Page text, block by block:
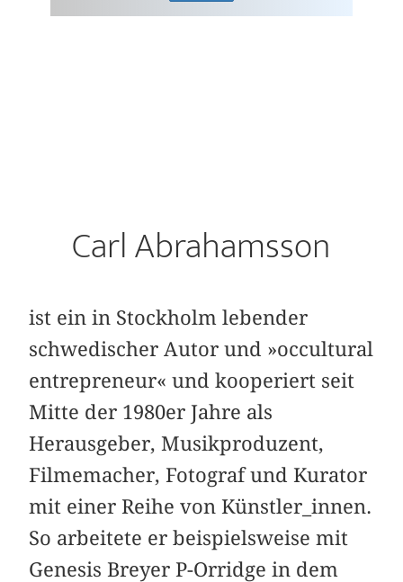
Carl Abrahamsson
ist ein in Stockholm lebender
schwedischer Autor und »occultural
entrepreneur« und kooperiert seit
Mitte der 1980er Jahre als
Herausgeber, Musikproduzent,
Filmemacher, Fotograf und Kurator
mit einer Reihe von Künstler_innen.
So arbeitete er beispielsweise mit
Genesis Breyer P-Orridge in dem